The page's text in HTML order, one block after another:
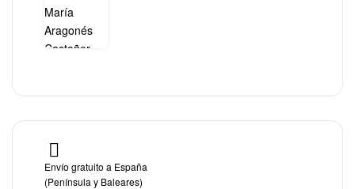
Envío gratuito a España
(Península y Baleares)